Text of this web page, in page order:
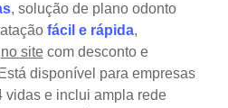
, solução de plano odonto
fácil e rápida,
no sitecom desconto e
disponível para empresas
vidas e inclui ampla rede